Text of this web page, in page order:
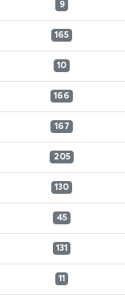
9
165
10
166
167
205
130
45
131
11